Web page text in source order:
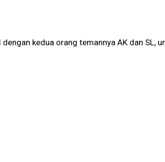
kedua orang temannya AK dan SL,